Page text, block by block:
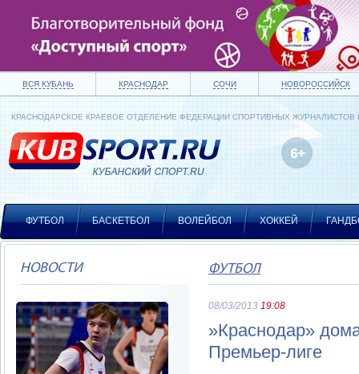
ВСЯ КУБАНЬ КРАСНОДАР СОЧИ НОВОРОССИЙСК
КРАСНОДАРСКОЕ КРАЕВОЕ ОТДЕЛЕНИЕ ФЕДЕРАЦИИ СПОРТИВНЫХ ЖУРНАЛИСТОВ
ФУТБОЛ БАСКЕТБОЛ ВОЛЕЙБОЛ ХОККЕЙ
НОВОСТИ ФУТБОЛ
08/03/2013 19:08
»Краснодар»
Премьер-лиге